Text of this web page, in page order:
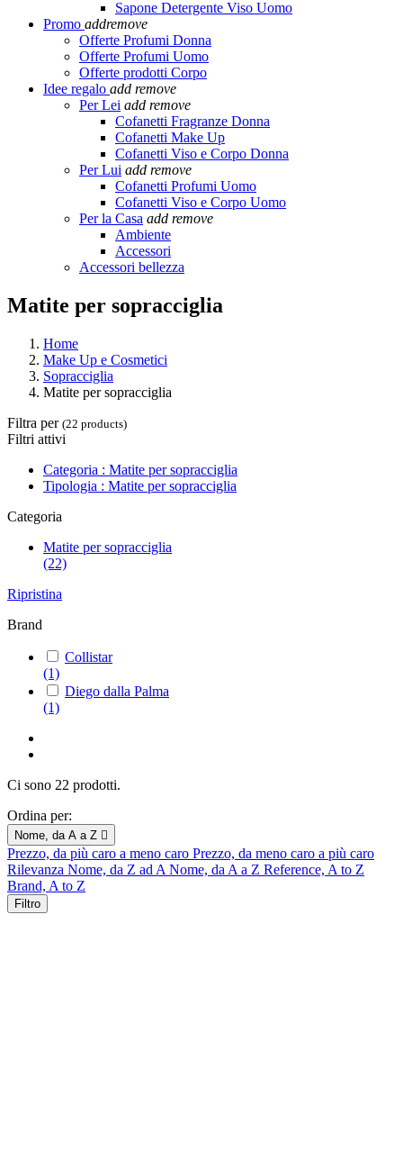
Sapone Detergente Viso Uomo
Promo addremove
Offerte Profumi Donna
Offerte Profumi Uomo
Offerte prodotti Corpo
Idee regalo add remove
Per Lei add remove
Cofanetti Fragranze Donna
Cofanetti Make Up
Cofanetti Viso e Corpo Donna
Per Lui add remove
Cofanetti Profumi Uomo
Cofanetti Viso e Corpo Uomo
Per la Casa add remove
Ambiente
Accessori
Accessori bellezza
Matite per sopracciglia
Home
Make Up e Cosmetici
Sopracciglia
Matite per sopracciglia
Filtra per (22 products)
Filtri attivi
Categoria : Matite per sopracciglia
Tipologia : Matite per sopracciglia
Categoria
Matite per sopracciglia
(22)
Ripristina
Brand
Collistar
(1)
Diego dalla Palma
(1)
Ci sono 22 prodotti.
Ordina per:
Nome, da A a Z 
Prezzo, da più caro a meno caro Prezzo, da meno caro a più caro
Rilevanza Nome, da Z ad A Nome, da A a Z Reference, A to Z
Brand, A to Z
Filtro